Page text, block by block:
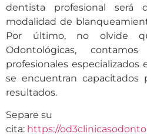
dentista profesional será
modalidad de
Por último, no olvide
Odontológicas,
profesionales especializados
se encuentran capacitados
resultados.
Separe su
cita: https://